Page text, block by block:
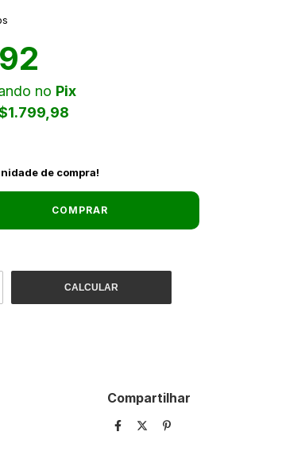
no Pix
de compra!
CALCULAR
Compartilhar